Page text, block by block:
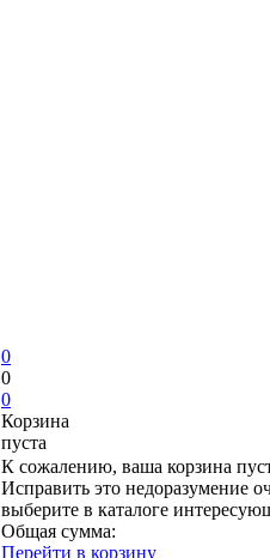
0
0
0
Корзина
пуста
К сожалению, ваша корзина
Исправить это недоразумение
выберите в каталоге
Общая сумма:
Перейти в корзину